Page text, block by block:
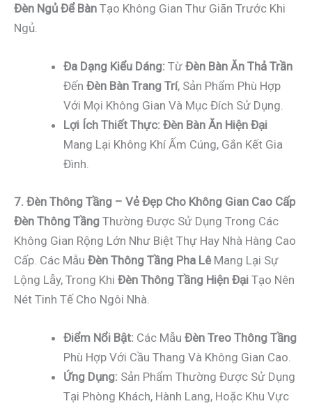
Đèn Ngủ Để Bàn Tạo Không Gian Thư Giãn Trước Khi
Ngủ.
Đa Dạng Kiểu Dáng: Từ Đèn Bàn Ăn Thả Trần
Đến Đèn Bàn Trang Trí, Sản Phẩm Phù Hợp
Với Mọi Không Gian Và Mục Đích Sử Dụng.
Lợi Ích Thiết Thực: Đèn Bàn Ăn Hiện Đại
Mang Lại Không Khí Ấm Cúng, Gắn Kết Gia
Đình.
7. Đèn Thông Tầng – Vẻ Đẹp Cho Không Gian Cao Cấp
Đèn Thông Tầng Thường Được Sử Dụng Trong Các
Không Gian Rộng Lớn Như Biệt Thự Hay Nhà Hàng Cao
Cấp. Các Mẫu Đèn Thông Tầng Pha LêMang Lại Sự
Lộng Lẫy, Trong Khi Đèn Thông Tầng Hiện Đại Tạo Nên
Nét Tinh Tế Cho Ngôi Nhà.
Điểm Nổi Bật: Các Mẫu Đèn Treo Thông Tầng
Phù Hợp Với Cầu Thang Và Không Gian Cao.
Ứng Dụng: Sản Phẩm Thường Được Sử Dụng
Tại Phòng Khách, Hành Lang, Hoặc Khu Vực